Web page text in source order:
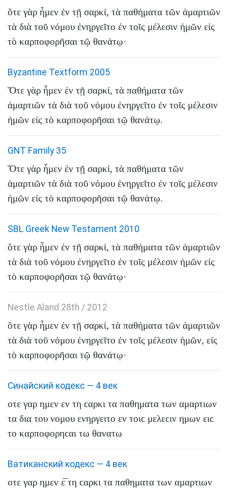
ὅτε γὰρ ἦμεν ἐν τῇ σαρκί, τὰ παθήματα τῶν ἁμαρτιῶν
τὰ διὰ τοῦ νόμου ἐνηργεῖτο ἐν τοῖς μέλεσιν ἡμῶν εἰς
τὸ καρποφορῆσαι τῷ θανάτῳ·
Byzantine Textform 2005
Ὅτε γὰρ ἦμεν ἐν τῇ σαρκί, τὰ παθήματα τῶν
ἁμαρτιῶν τὰ διὰ τοῦ νόμου ἐνηργεῖτο ἐν τοῖς μέλεσιν
ἡμῶν εἰς τὸ καρποφορῆσαι τῷ θανάτῳ.
GNT Family 35
Ὅτε γὰρ ἦμεν ἐν τῇ σαρκί, τὰ παθήματα τῶν
ἁμαρτιῶν τὰ διὰ τοῦ νόμου ἐνηργεῖτο ἐν τοῖς μέλεσιν
ἡμῶν εἰς τὸ καρποφορῆσαι τῷ θανάτῳ.
SBL Greek New Testament 2010
ὅτε γὰρ ἦμεν ἐν τῇ σαρκί, τὰ παθήματα τῶν ἁμαρτιῶν
τὰ διὰ τοῦ νόμου ἐνηργεῖτο ἐν τοῖς μέλεσιν ἡμῶν εἰς
τὸ καρποφορῆσαι τῷ θανάτῳ·
Nestle Aland 28th / 2012
ὅτε γὰρ ἦμεν ἐν τῇ σαρκί, τὰ παθήματα τῶν ἁμαρτιῶν
τὰ διὰ τοῦ νόμου ἐνηργεῖτο ἐν τοῖς μέλεσιν ἡμῶν, εἰς
τὸ καρποφορῆσαι τῷ θανάτῳ·
Синайский кодекс — 4 век
οτε γαρ ημεν εν τη ϲαρκι τα παθηματα των αμαρτιων
τα δια του νομου ενηργειτο εν τοιϲ μελεϲιν ημων ειϲ
το καρποφορηϲαι τω θανατω
Ватиканский кодекс — 4 век
οτε γαρ ημεν ε̅ τη ϲαρκι τα παθηματα των αμαρτιων